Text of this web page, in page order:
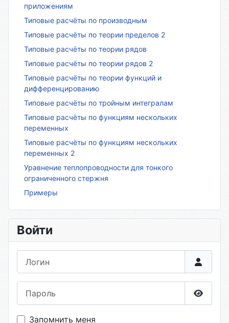
приложениям
Типовые расчёты по производным
Типовые расчёты по теории пределов 2
Типовые расчёты по теории рядов
Типовые расчёты по теории рядов 2
Типовые расчёты по теории функций и
дифференцированию
Типовые расчёты по тройным интегралам
Типовые расчёты по функциям нескольких
переменных
Типовые расчёты по функциям нескольких
переменных 2
Уравнение теплопроводности для тонкого
ограниченного стержня
Примеры
Войти
Запомнить меня